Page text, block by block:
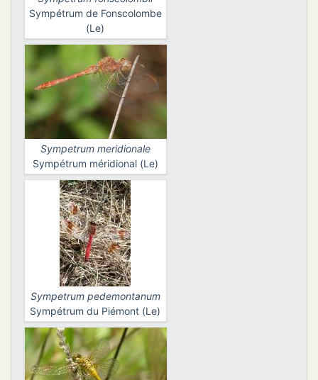
Sympétrum de Fonscolombe
(Le)
Sympetrum meridionale
Sympétrum méridional (Le)
Sympetrum pedemontanum
Sympétrum du Piémont (Le)